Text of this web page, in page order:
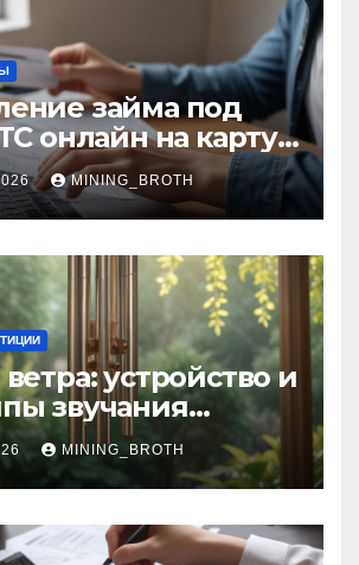
займа под
онлайн на карту
в офис: порядок,
и документы
MINING_BROTH
устройство и
звучания
MINING_BROTH